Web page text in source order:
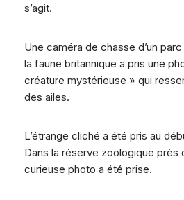
s’agit.
Une caméra de chasse d’un
la faune britannique a pris une
créature mystérieuse » qui
des ailes.
L’étrange cliché a été pris au
Dans la réserve zoologique près
curieuse photo a été prise.